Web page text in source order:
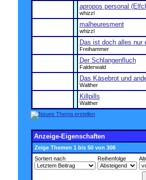
apropos personal
whizzl
malheuresment
whizzl
Das ist doch alles nur
Freihammer
Der Schlangenfluch
Falderwald
Das Käsebrot und
Walther
Killpills
Walther
Anzeige-Eigenschaften
Zeige Themen 1 bis 50 von 308
Sortiert nach
Reihenfolge